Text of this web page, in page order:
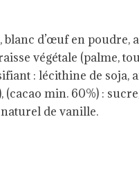
blanc d’œuf en
végétale (palme,
: lécithine de soja,
min. 60%) :
de vanille.